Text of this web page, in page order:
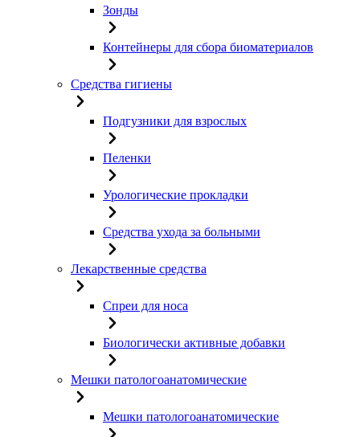
Зонды
Контейнеры для сбора биоматериалов
Средства гигиены
Подгузники для взрослых
Пеленки
Урологические прокладки
Средства ухода за больными
Лекарственные средства
Спреи для носа
Биологически активные добавки
Мешки патологоанатомические
Мешки патологоанатомические